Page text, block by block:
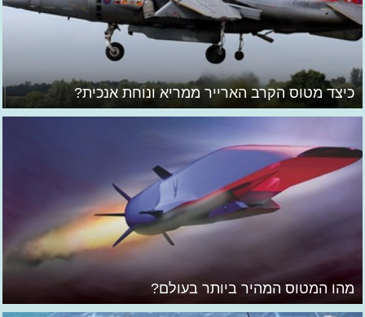
כיצד מטוס הקרב הארייר ממריא ונוחת אנכית?
מהו המטוס המהיר ביותר בעולם?